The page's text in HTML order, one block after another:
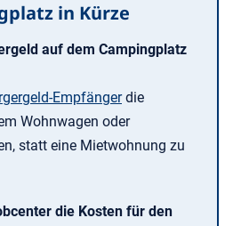
in Kürze
auf dem Campingplatz
Empfängerdie
Wohnwagen oder
statt eine Mietwohnung zu
die Kosten für den